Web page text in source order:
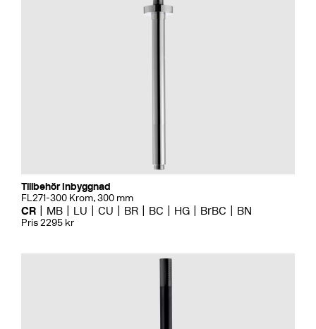
Tillbehör Inbyggnad
FL271-300 Krom, 300 mm
CR MB LU CU BR BC HG BrBC BN
Pris 2295 kr